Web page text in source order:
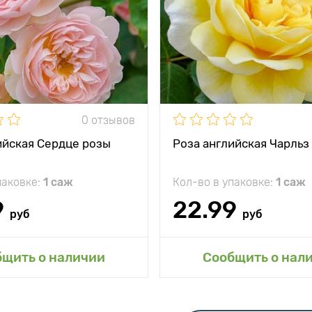
0 отзывов
Сердце розы
1 саж
руб
о наличии
в мой сад
Роза английская
Кол-во в упаковке: 1 саж
22.99 руб
Сообщить о
Добавить в мой